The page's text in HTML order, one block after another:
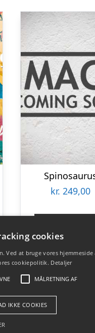
kr. 249,00
Gå til
cookies
Ved at bruge vores hjemmeside
cookiepolitik. Detaljer
MÅLRETNING AF
IKKE COOKIES